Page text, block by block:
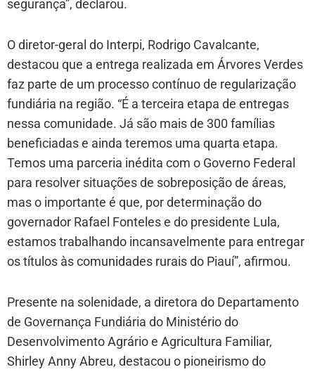
segurança”, declarou.
O diretor-geral do Interpi, Rodrigo Cavalcante,
destacou que a entrega realizada em Árvores Verdes
faz parte de um processo contínuo de regularização
fundiária na região. “É a terceira etapa de entregas
nessa comunidade. Já são mais de 300 famílias
beneficiadas e ainda teremos uma quarta etapa.
Temos uma parceria inédita com o Governo Federal
para resolver situações de sobreposição de áreas,
mas o importante é que, por determinação do
governador Rafael Fonteles e do presidente Lula,
estamos trabalhando incansavelmente para entregar
os títulos às comunidades rurais do Piauí”, afirmou.
Presente na solenidade, a diretora do Departamento
de Governança Fundiária do Ministério do
Desenvolvimento Agrário e Agricultura Familiar,
Shirley Anny Abreu, destacou o pioneirismo do